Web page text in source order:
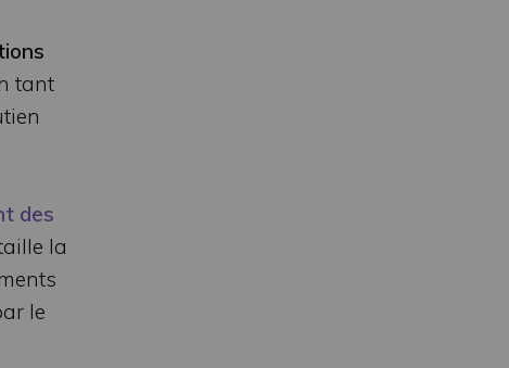
tant
des
la
le